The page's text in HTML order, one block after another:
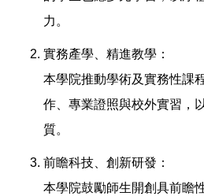
力。
實務產學、精進教學：
本學院推動學術及實務性課
作、專業證照與校外實習，
質。
前瞻科技、創新研發：
本學院鼓勵師生開創具前瞻